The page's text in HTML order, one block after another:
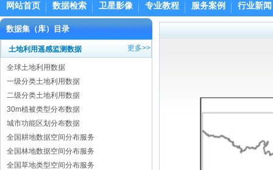
网站首页 数据检索 卫星影像 专业教程 服务案例 行业新闻
数据集（库）目录
土地利用遥感监测数据 更多>>
全球土地利用数据
一级分类土地利用数据
二级分类土地利用数据
30m植被类型分布数据
城市功能区划分布数据
全国耕地数据空间分布服务
全国林地数据空间分布服务
全国草地类型空间分布服务